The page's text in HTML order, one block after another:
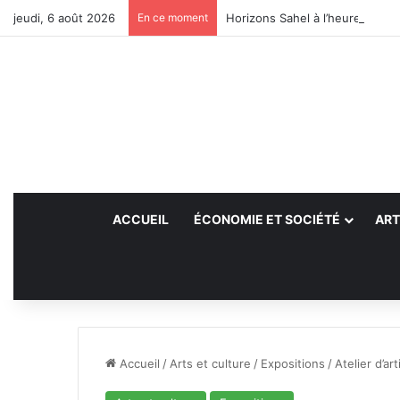
jeudi, 6 août 2026 En ce moment Horizons Sahel à l’heure du bilan
ACCUEIL ÉCONOMIE ET SOCIÉTÉ
Accueil / Arts et culture / Expositions / Atelier